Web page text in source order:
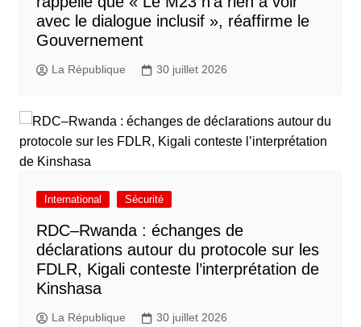
avec le dialogue inclusif », réaffirme le
Gouvernement
La République 30 juillet 2026
International Sécurité
RDC–Rwanda : échanges de
déclarations autour du protocole sur les
FDLR, Kigali conteste l’interprétation de
Kinshasa
La République 30 juillet 2026